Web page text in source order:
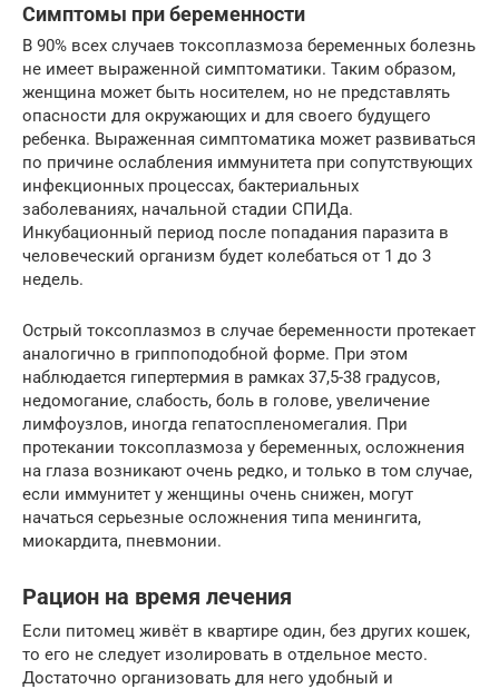
Симптомы при беременности
В 90% всех случаев токсоплазмоза беременных болезнь
не имеет выраженной симптоматики. Таким образом,
женщина может быть носителем, но не представлять
опасности для окружающих и для своего будущего
ребенка. Выраженная симптоматика может развиваться
по причине ослабления иммунитета при сопутствующих
инфекционных процессах, бактериальных
заболеваниях, начальной стадии СПИДа.
Инкубационный период после попадания паразита в
человеческий организм будет колебаться от 1 до 3
недель.
Острый токсоплазмоз в случае беременности протекает
аналогично в гриппоподобной форме. При этом
наблюдается гипертермия в рамках 37,5-38 градусов,
недомогание, слабость, боль в голове, увеличение
лимфоузлов, иногда гепатоспленомегалия. При
протекании токсоплазмоза у беременных, осложнения
на глаза возникают очень редко, и только в том случае,
если иммунитет у женщины очень снижен, могут
начаться серьезные осложнения типа менингита,
миокардита, пневмонии.
Рацион на время лечения
Если питомец живёт в квартире один, без других кошек,
то его не следует изолировать в отдельное место.
Достаточно организовать для него удобный и